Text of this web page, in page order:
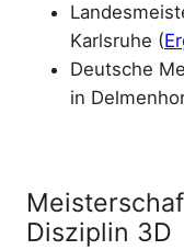
Karlsruhe (
Deutsche
in
Disziplin 3D